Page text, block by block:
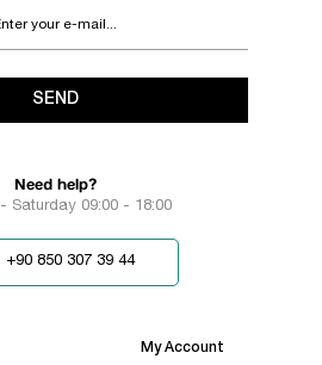
SEND
Need help?
Saturday 09:00 - 18:00
+90 850 307 39 44
My Account